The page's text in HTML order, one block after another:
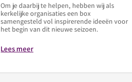
Om je daarbij te helpen, hebben wij als
kerkelijke organisaties een box
samengesteld vol inspirerende ideeën voor
het begin van dit nieuwe seizoen.
Lees meer